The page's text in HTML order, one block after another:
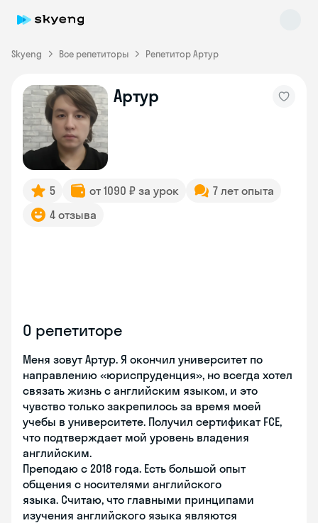
Skyeng Все репетиторы Репетитор Артур
Артур
5 от 1090 ₽ за урок
7 лет опыта
4 отзыва
О репетиторе
Меня зовут Артур. Я окончил университет по
направлению «юриспруденция», но всегда хотел
связать жизнь с английским языком, и это
чувство только закрепилось за время моей
учебы в университете. Получил сертификат FCE,
что подтверждает мой уровень владения
английским.
Преподаю с 2018 года. Есть большой опыт
общения с носителями английского
языка. Считаю, что главными принципами
изучения английского языка являются
Skyeng Chat
online